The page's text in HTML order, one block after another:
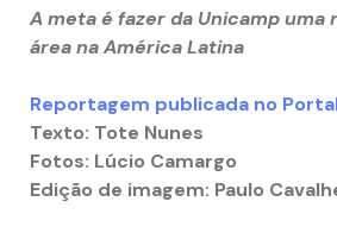
A meta é fazer da Unicamp
área na América Latina
Reportagem publicada no
Texto: Tote Nunes
Fotos: Lúcio Camargo
Edição de imagem: Paulo